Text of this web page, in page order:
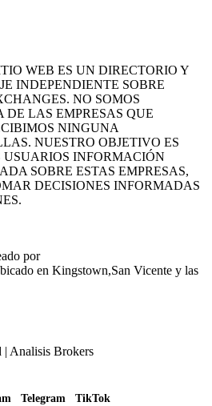
WEB ES UN DIRECTORIO Y
INDEPENDIENTE SOBRE
NO SOMOS
LAS EMPRESAS QUE
NINGUNA
NUESTRO OBJETIVO ES
USUARIOS INFORMACIÓN
SOBRE ESTAS EMPRESAS,
DECISIONES INFORMADAS
por
en Kingstown,San Vicente y las
Analisis Brokers
Telegram
TikTok